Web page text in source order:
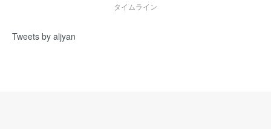
タイムライン
Tweets by aljyan